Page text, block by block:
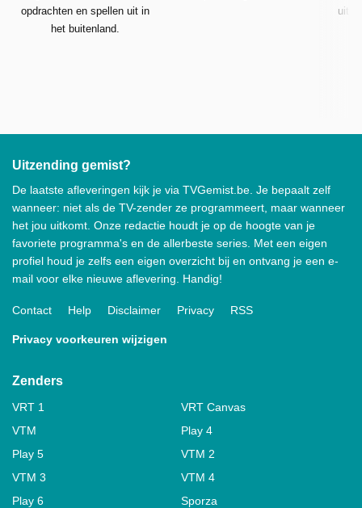
opdrachten en spellen uit in
het buitenland.
uit
Uitzending gemist?
De laatste afleveringen kijk je via TVGemist.be. Je bepaalt zelf
wanneer: niet als de TV-zender ze programmeert, maar wanneer
het jou uitkomt. Onze redactie houdt je op de hoogte van je
favoriete programma's en de allerbeste series. Met een eigen
profiel houd je zelfs een eigen overzicht bij en ontvang je een e-
mail voor elke nieuwe aflevering. Handig!
Contact Help Disclaimer Privacy RSS
Privacy voorkeuren wijzigen
Zenders
VRT 1
VRT Canvas
VTM
Play 4
Play 5
VTM 2
VTM 3
VTM 4
Play 6
Sporza